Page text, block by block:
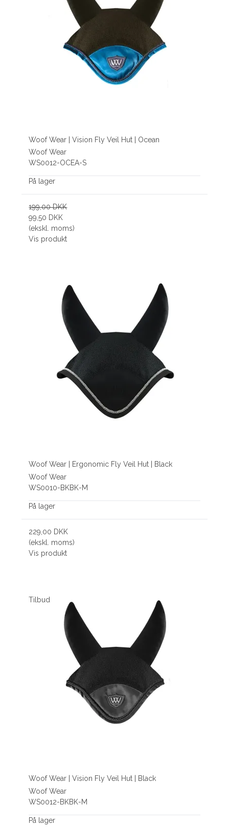
Woof Wear | Vision Fly Veil Hut | Ocean
Woof Wear
WS0012-OCEA-S
På lager
199,00 DKK
99,50 DKK
(ekskl. moms)
Vis produkt
Woof Wear | Ergonomic Fly Veil Hut | Black
Woof Wear
WS0010-BKBK-M
På lager
229,00 DKK
(ekskl. moms)
Vis produkt
Tilbud
Woof Wear | Vision Fly Veil Hut | Black
Woof Wear
WS0012-BKBK-M
På lager